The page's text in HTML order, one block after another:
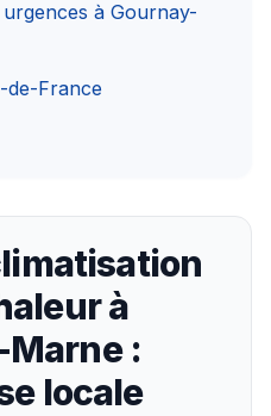
à Gournay-
de-France
à
:
locale